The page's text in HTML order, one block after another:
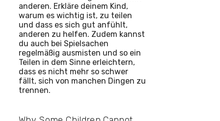
anderen. Erkläre deinem Kind,
warum es wichtig ist, zu teilen
und dass es sich gut anfühlt,
anderen zu helfen. Zudem kannst
du auch bei Spielsachen
regelmäßig ausmisten und so ein
Teilen in dem Sinne erleichtern,
dass es nicht mehr so schwer
fällt, sich von manchen Dingen zu
trennen.